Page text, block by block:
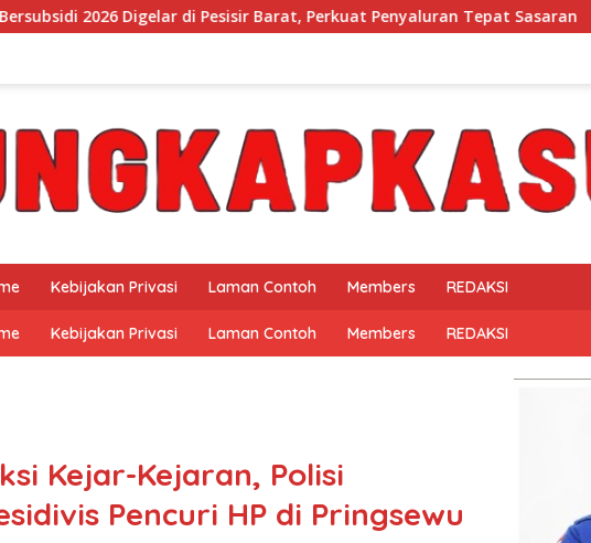
Barat, Perkuat Penyaluran Tepat Sasaran Mukhlis Basri
Kebijakan Privasi Laman Contoh Members REDAKSI
Kebijakan Privasi Laman Contoh Members REDAKSI
Kejar-Kejaran, Polisi
Pencuri HP di Pringsewu